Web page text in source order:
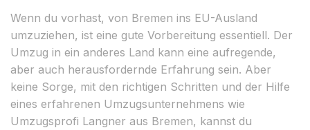
Wenn du vorhast, von Bremen ins EU-Ausland
umzuziehen, ist eine gute Vorbereitung essentiell. Der
Umzug in ein anderes Land kann eine aufregende,
aber auch herausfordernde Erfahrung sein. Aber
keine Sorge, mit den richtigen Schritten und der Hilfe
eines erfahrenen Umzugsunternehmens wie
Umzugsprofi Langner aus Bremen, kannst du